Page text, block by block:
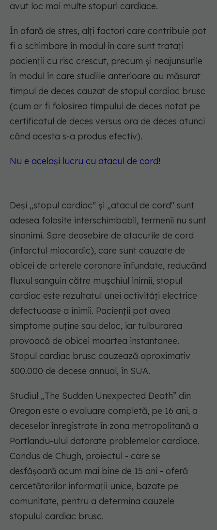
avut loc mai multe stopuri cardiace.
În afară de stres, alți factori care contribuie pot
fi o schimbare în modul în care sunt tratați
pacienții cu risc crescut, precum și neajunsurile
în modul în care studiile anterioare au măsurat
timpul de deces cauzat de stopul cardiac brusc
(cum ar fi folosirea timpului de deces notat pe
certificatul de deces versus ora de deces atunci
când acesta s-a produs efectiv).
Nu e același lucru cu atacul de cord!
Deși „stopul cardiac" și „atacul de cord" sunt
adesea folosite interschimbabil, termenii nu sunt
sinonimi. Spre deosebire de atacurile de cord
(infarctul miocardic), care sunt cauzate de
obicei de arterele coronare înfundate, reducând
fluxul sanguin către mușchiul inimii, stopul
cardiac este rezultatul unei activități electrice
defectuoase a inimii. Pacienții pot avea
simptome puține sau deloc, iar tulburarea
provoacă de obicei moartea instantanee.
Stopul cardiac brusc cauzează aproximativ
300.000 de decese annual, în SUA.
Studiul „The Sudden Unexpected Death” din
Oregon este o evaluare completă, pe 16 ani, a
deceselor înregistrate în zona metropolitană a
Portlandu-ului datorate problemelor cardiace.
Condus de Chugh, proiectul - care se
desfășoară acum mai bine de 15 ani - oferă
cercetătorilor informații unice, bazate pe
comunitate, pentru a determina cauzele
stopului cardiac brusc.